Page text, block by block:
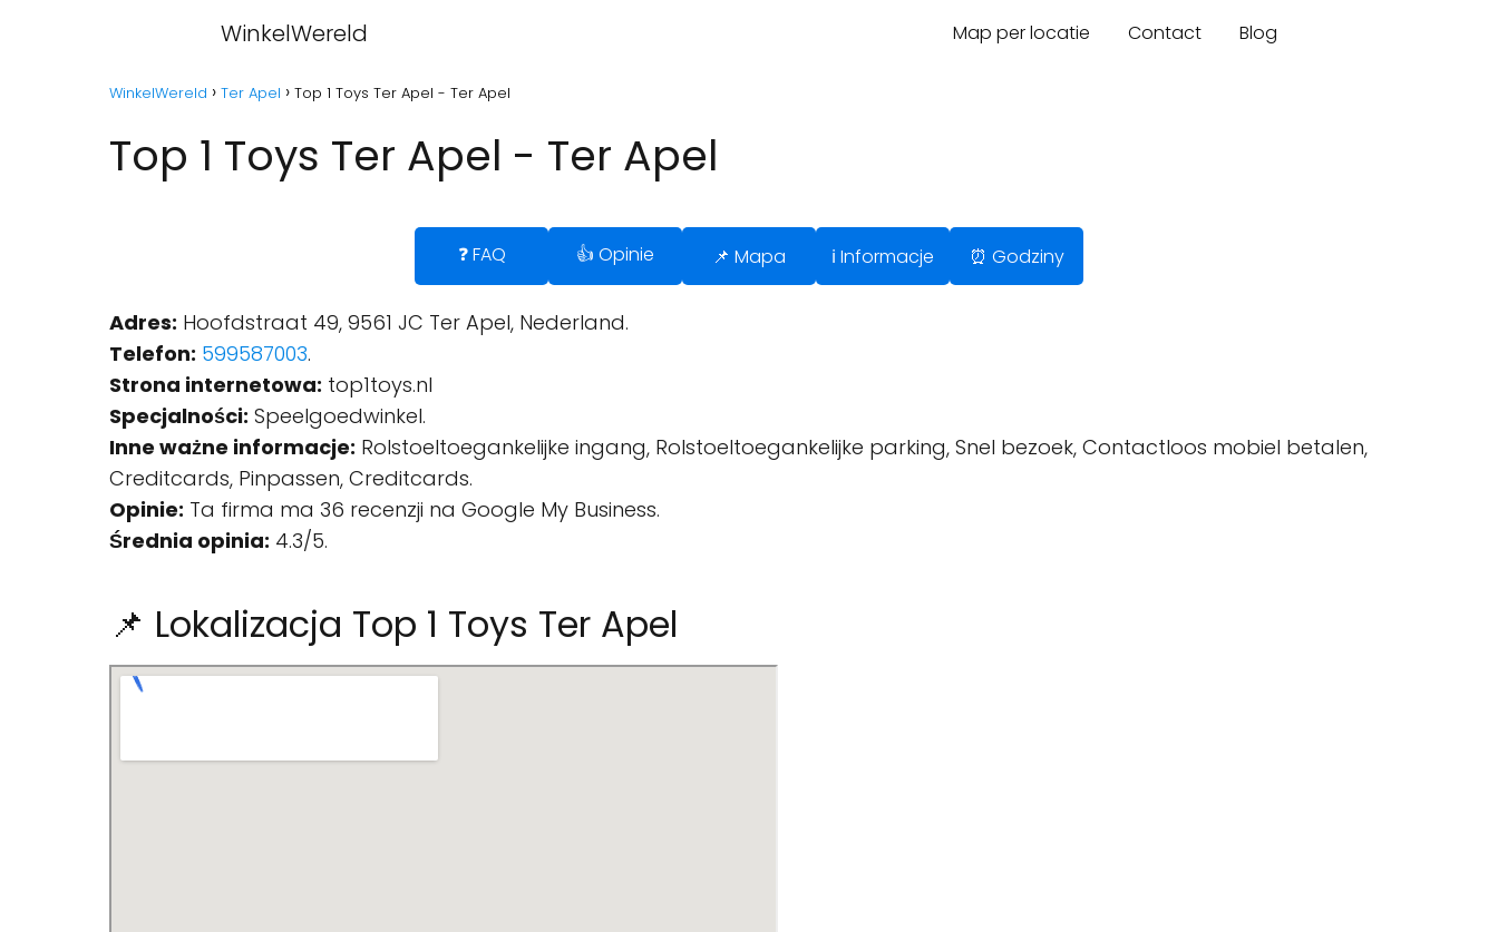
WinkelWereld Map per locatie Contact Blog
WinkelWereld Ter Apel Top 1 Toys Ter Apel - Ter Apel
Top 1 Toys Ter Apel - Ter Apel
❓ FAQ 👍 Opinie 📌 Mapa ℹ️ Informacje ⏰ Godziny
Adres: Hoofdstraat 49, 9561 JC Ter Apel, Nederland.
Telefon: 599587003.
Strona internetowa: top1toys.nl
Specjalności: Speelgoedwinkel.
Inne ważne informacje: Rolstoeltoegankelijke ingang, Rolstoeltoegankelijke parking, Snel bezoek, Contactloos mobiel betalen,
Creditcards, Pinpassen, Creditcards.
Opinie: Ta firma ma 36 recenzji na Google My Business.
Średnia opinia: 4.3/5.
📌 Lokalizacja Top 1 Toys Ter Apel